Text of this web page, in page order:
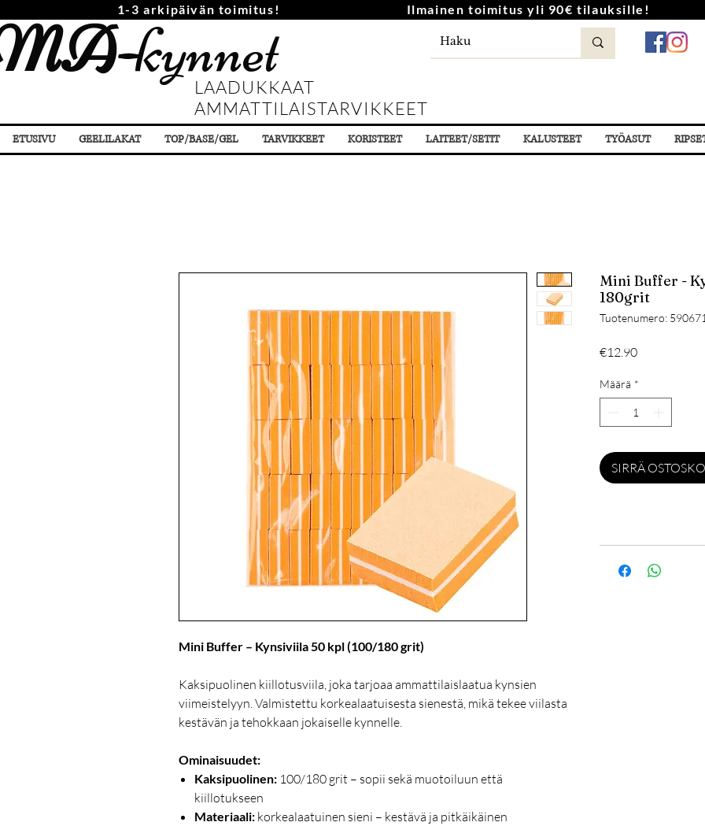
1-3 arkipäivän toimitus! Ilmainen toimitus yli 90€ tilauksille!
kynnet
LAADUKKAAT
AMMATTILAISTARVIKKEET
ETUSIVU GEELILAKAT TOP/BASE/GEL TARVIKKEET KORISTEET LAITEET/SETIT KALUSTEET TYÖASUT
Mini Buffer – Kynsiviila 50 kpl (100/180 grit)
Kaksipuolinen kiillotusviila, joka tarjoaa ammattilaislaatua kynsien
viimeistelyyn. Valmistettu korkealaatuisesta sienestä, mikä tekee viilasta
kestävän ja tehokkaan jokaiselle kynnelle.
Ominaisuudet:
Kaksipuolinen: 100/180 grit – sopii sekä muotoiluun että
kiillotukseen
Materiaali: korkealaatuinen sieni – kestävä ja pitkäikäinen
Mini Buffer -
180grit
Tuotenumero:
€12.90Hinta
Määrä *
SIRRÄ